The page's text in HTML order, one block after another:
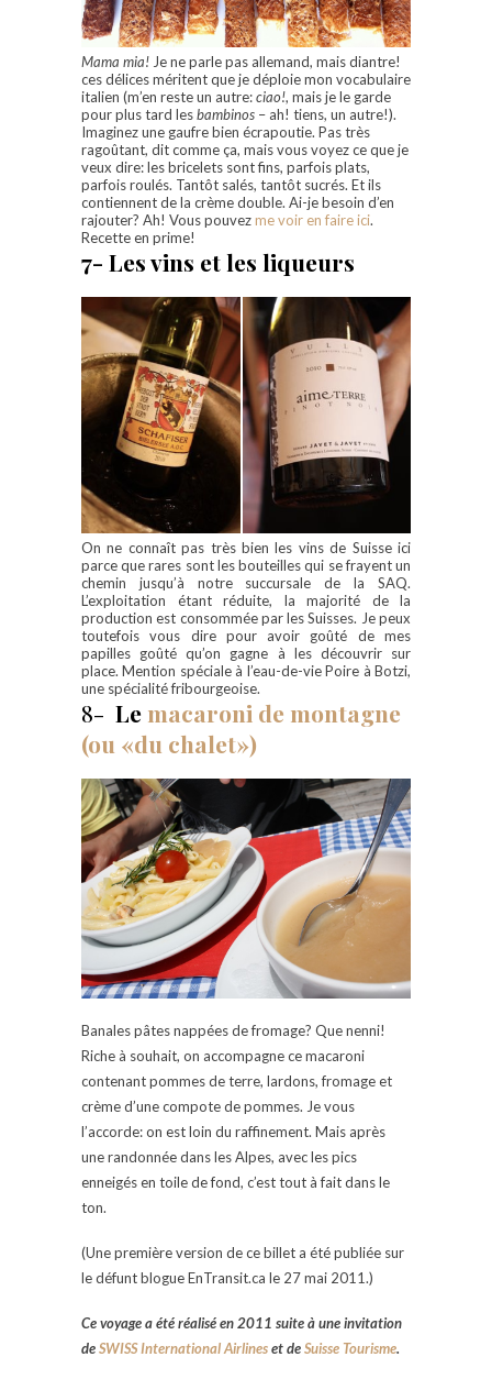
Mama mia! Je ne parle pas allemand, mais diantre!
ces délices méritent que je déploie mon vocabulaire
italien (m’en reste un autre:ciao!, mais je le garde
pour plus tard lesbambinos – ah! tiens, un autre!).
Imaginez une gaufre bien écrapoutie. Pas très
ragoûtant, dit comme ça, mais vous voyez ce que je
veux dire: les bricelets sont fins, parfois plats,
parfois roulés. Tantôt salés, tantôt sucrés. Et ils
contiennent de la crème double. Ai-je besoin d’en
rajouter? Ah! Vous pouvezme voir en faire ici.
Recette en prime!
7- Les vins et les liqueurs
On ne connaît pas très bien les vins de Suisse ici
parce que rares sont les bouteilles qui se frayent un
chemin jusqu’à notre succursale de la SAQ.
L’exploitation étant réduite, la majorité de la
production est consommée par les Suisses. Je peux
toutefois vous dire pour avoir goûté de mes
papilles goûté qu’on gagne à les découvrir sur
place. Mention spéciale à l’eau-de-vie Poire à Botzi,
une spécialité fribourgeoise.
8- Le macaroni de montagne
(ou «du chalet»)
Banales pâtes nappées de fromage? Que nenni!
Riche à souhait, on accompagne ce macaroni
contenant pommes de terre, lardons, fromage et
crème d’une compote de pommes. Je vous
l’accorde: on est loin du raffinement. Mais après
une randonnée dans les Alpes, avec les pics
enneigés en toile de fond, c’est tout à fait dans le
ton.
(Une première version de ce billet a été publiée sur
le défunt blogue EnTransit.ca le 27 mai 2011.)
Ce voyage a été réalisé en 2011 suite à une invitation
deSWISS International Airlineset deSuisse Tourisme.